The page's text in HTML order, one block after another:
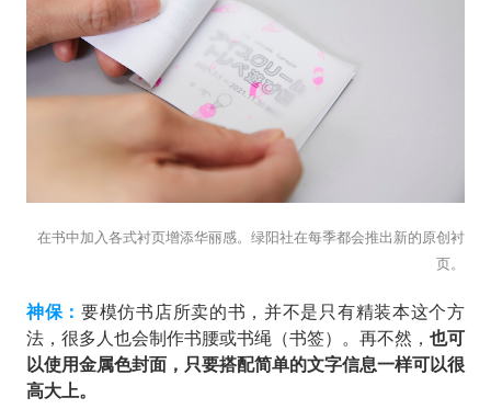
在书中加入各式衬页增添华丽感。绿阳社在每季都会推出新的原创衬
页。
神保：要模仿书店所卖的书，并不是只有精装本这个方
法，很多人也会制作书腰或书绳（书签）。再不然， 也可
以使用金属色封面，只要搭配简单的文字信息一样可以很
高大上。